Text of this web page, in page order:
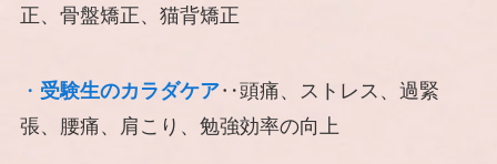
正、骨盤矯正、猫背矯正
・ 受験生のカラダケア‥頭痛、ストレス、過緊
張、腰痛、肩こり、勉強効率の向上